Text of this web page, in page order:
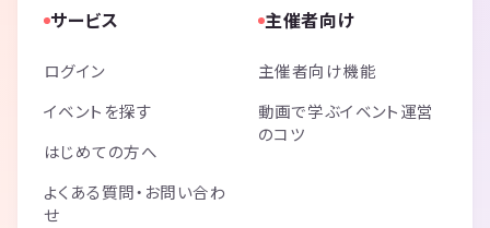
サービス
ログイン
イベントを探す
はじめての方へ
よくある質問・お問い合わ
せ
主催者向け
主催者向け機能
動画で学ぶイベント運営
のコツ